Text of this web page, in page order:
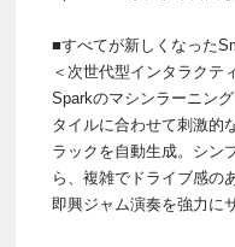
■すべてが新しくなった
＜次世代型インタラクテ
Sparkのマシンラーニン
タイルに合わせて刺激的
ラックを自動生成。シン
ら、複雑でドライブ感の
即興ジャム演奏を強力に